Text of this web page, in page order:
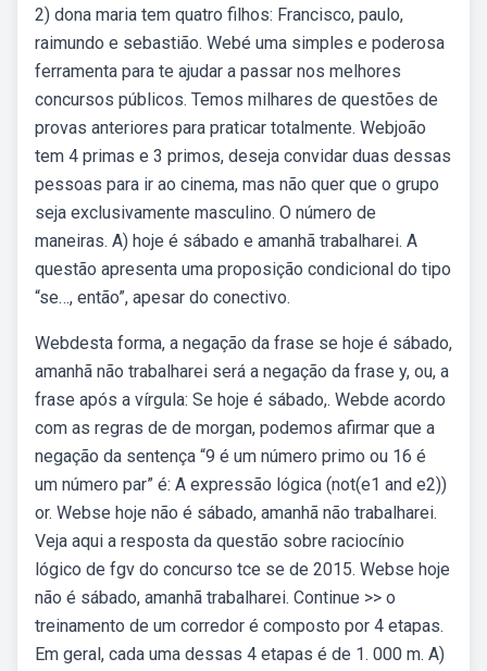
2) dona maria tem quatro filhos: Francisco, paulo,
raimundo e sebastião. Webé uma simples e poderosa
ferramenta para te ajudar a passar nos melhores
concursos públicos. Temos milhares de questões de
provas anteriores para praticar totalmente. Webjoão
tem 4 primas e 3 primos, deseja convidar duas dessas
pessoas para ir ao cinema, mas não quer que o grupo
seja exclusivamente masculino. O número de
maneiras. A) hoje é sábado e amanhã trabalharei. A
questão apresenta uma proposição condicional do tipo
“se…, então”, apesar do conectivo.
Webdesta forma, a negação da frase se hoje é sábado,
amanhã não trabalharei será a negação da frase y, ou, a
frase após a vírgula: Se hoje é sábado,. Webde acordo
com as regras de de morgan, podemos afirmar que a
negação da sentença “9 é um número primo ou 16 é
um número par” é: A expressão lógica (not(e1 and e2))
or. Webse hoje não é sábado, amanhã não trabalharei.
Veja aqui a resposta da questão sobre raciocínio
lógico de fgv do concurso tce se de 2015. Webse hoje
não é sábado, amanhã trabalharei. Continue >> o
treinamento de um corredor é composto por 4 etapas.
Em geral, cada uma dessas 4 etapas é de 1. 000 m. A)